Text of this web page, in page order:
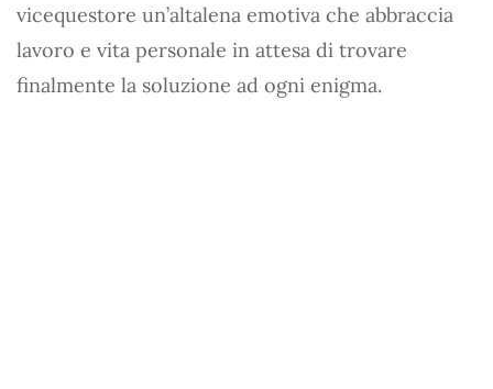
vicequestore un’altalena emotiva che abbraccia
lavoro e vita personale in attesa di trovare
finalmente la soluzione ad ogni enigma.